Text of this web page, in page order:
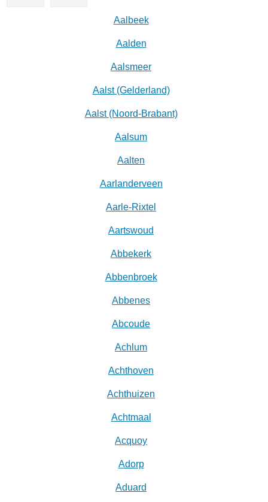
Aalbeek
Aalden
Aalsmeer
Aalst (Gelderland)
Aalst (Noord-Brabant)
Aalsum
Aalten
Aarlanderveen
Aarle-Rixtel
Aartswoud
Abbekerk
Abbenbroek
Abbenes
Abcoude
Achlum
Achthoven
Achthuizen
Achtmaal
Acquoy
Adorp
Aduard